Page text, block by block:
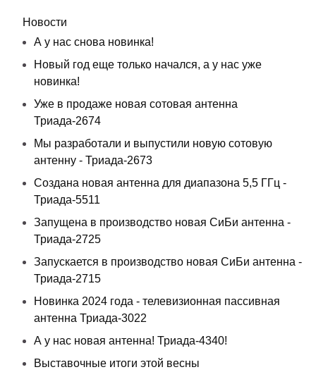
Новости
А у нас снова новинка!
Новый год еще только начался, а у нас уже
новинка!
Уже в продаже новая сотовая антенна
Триада-2674
Мы разработали и выпустили новую сотовую
антенну - Триада-2673
Создана новая антенна для диапазона 5,5 ГГц -
Триада-5511
Запущена в производство новая СиБи антенна -
Триада-2725
Запускается в производство новая СиБи антенна -
Триада-2715
Новинка 2024 года - телевизионная пассивная
антенна Триада-3022
А у нас новая антенна! Триада-4340!
Выставочные итоги этой весны